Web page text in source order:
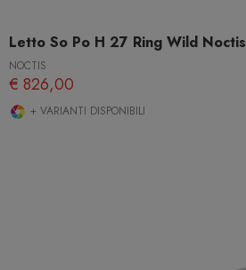
Letto So Po H 27 Ring Wild Noctis
NOCTIS
€ 826,00
+ VARIANTI DISPONIBILI